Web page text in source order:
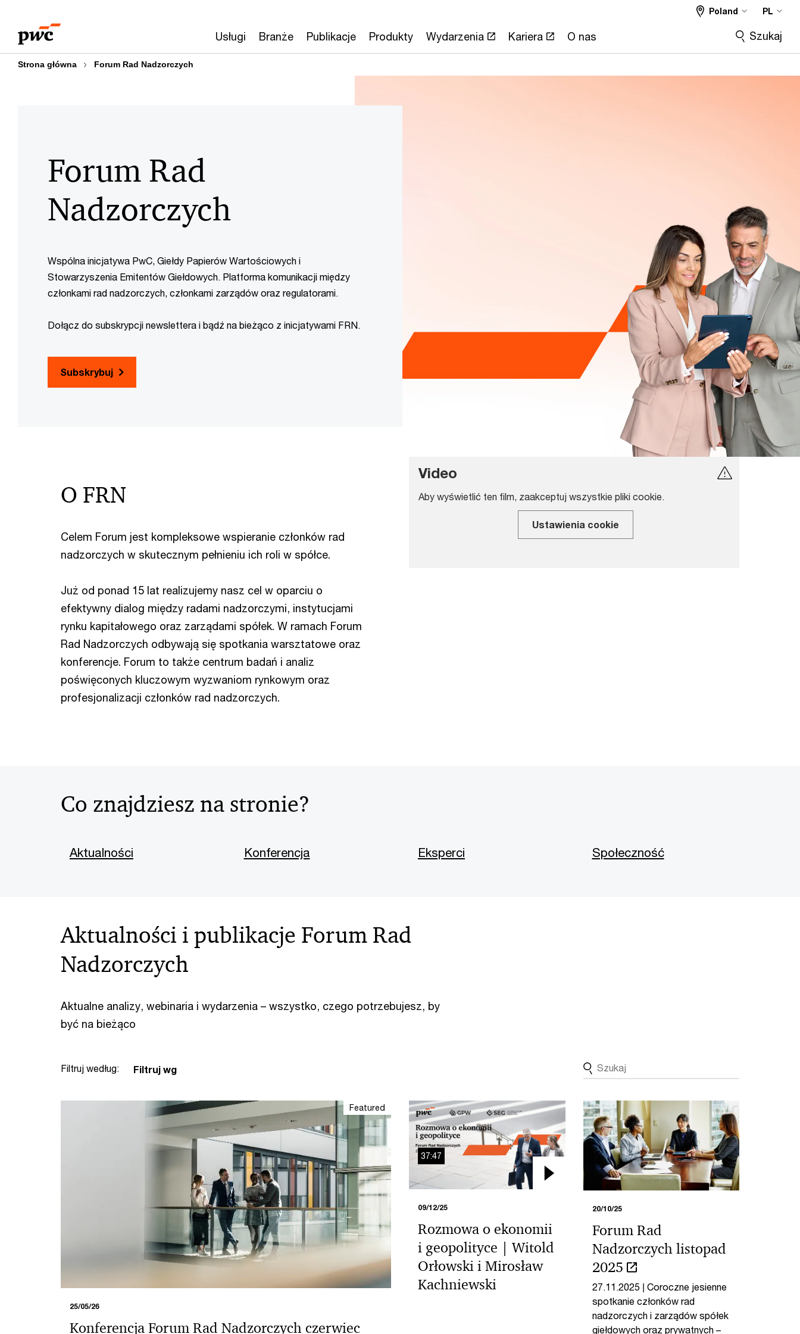
treści
stopki
Usługi Branże Publikacje Produkty Wydarzenia Kariera O nas
Poland PL
Szukaj
Strona główna Forum Rad Nadzorczych
Forum Rad
Nadzorczych
Wspólna inicjatywa PwC, Giełdy Papierów Wartościowych i
Stowarzyszenia Emitentów Giełdowych. Platforma komunikacji między
członkami rad nadzorczych, członkami zarządów oraz regulatorami.
Dołącz do subskrypcji newslettera i bądź na bieżąco z inicjatywami FRN.
Subskrybuj
O FRN
Celem Forum jest kompleksowe wspieranie członków rad
nadzorczych w skutecznym pełnieniu ich roli w spółce.
Już od ponad 15 lat realizujemy nasz cel w oparciu o
efektywny dialog między radami nadzorczymi, instytucjami
rynku kapitałowego oraz zarządami spółek. W ramach Forum
Rad Nadzorczych odbywają się spotkania warsztatowe oraz
konferencje. Forum to także centrum badań i analiz
poświęconych kluczowym wyzwaniom rynkowym oraz
profesjonalizacji członków rad nadzorczych.
Video
Aby wyświetlić ten film, zaakceptuj wszystkie pliki cookie.
Ustawienia cookie
Co znajdziesz na stronie?
Aktualności Konferencja Eksperci Społeczność
Aktualności i publikacje Forum Rad
Nadzorczych
Aktualne analizy, webinaria i wydarzenia – wszystko, czego potrzebujesz, by
być na bieżąco
Filtruj według: Filtruj wg
Featured
25/05/26
Konferencja Forum Rad Nadzorczych czerwiec
09/12/25
Rozmowa o ekonomii
i geopolityce | Witold
Orłowski i Mirosław
Kachniewski
37:47
20/10/25
Forum Rad
Nadzorczych listopad
2025
27.11.2025 | Coroczne jesienne
spotkanie członków rad
nadzorczych i zarządów spółek
giełdowych oraz prywatnych –